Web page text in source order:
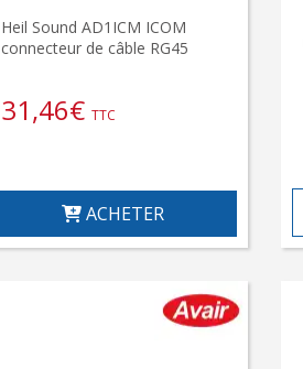
Heil Sound AD1ICM ICOM
connecteur de câble RG45
31,46€ TTC
ACHETER